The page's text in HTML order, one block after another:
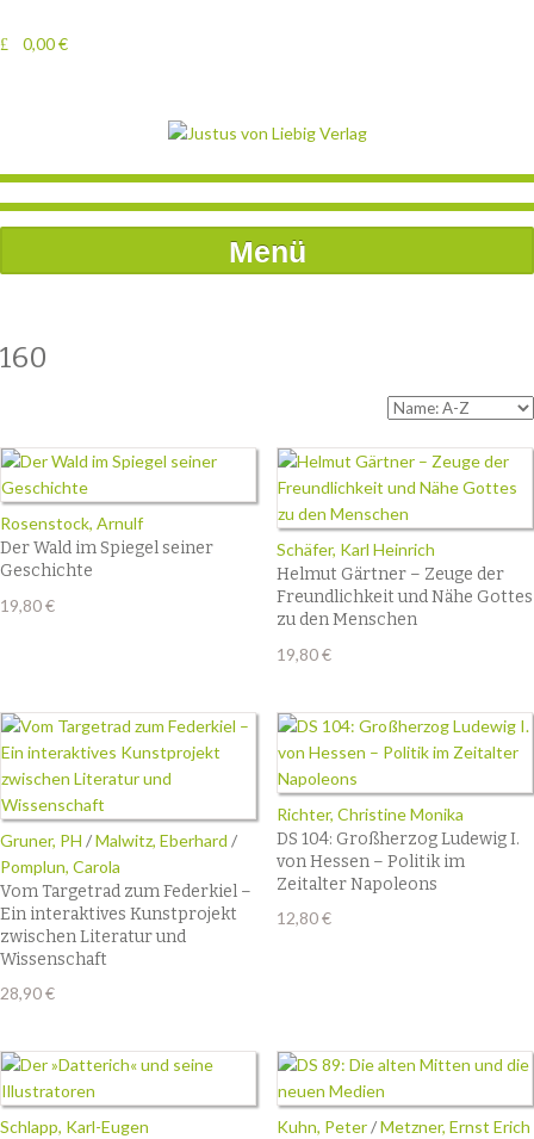
0,00€
Menü
160
Rosenstock, Arnulf
Der Wald im Spiegel seiner
Geschichte
19,80€
Schäfer, Karl Heinrich
Helmut Gärtner – Zeuge der
Freundlichkeit und Nähe Gottes
zu den Menschen
19,80€
Gruner, PH /Malwitz, Eberhard /
Pomplun, Carola
Vom Targetrad zum Federkiel –
Ein interaktives Kunstprojekt
zwischen Literatur und
Wissenschaft
28,90€
Richter, Christine Monika
DS 104: Großherzog Ludewig I.
von Hessen – Politik im
Zeitalter Napoleons
12,80€
Schlapp, Karl-Eugen
Kuhn, Peter/Metzner, Ernst Erich